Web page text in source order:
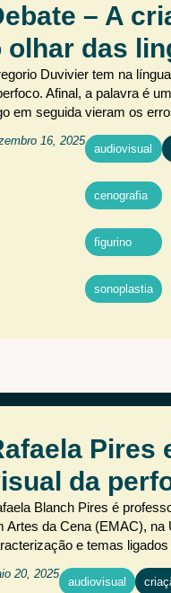
Cenografia
Livro
– A
olhar das
Duvivier tem na
Afinal, a palavra é
em seguida vieram os
16, 2025
audiovisual
,
cenografia
,
figurino
,
sonoplastia
Pires
da
Blanch Pires é
Artes da Cena (EMAC), na
e temas
20, 2025
audiovisual